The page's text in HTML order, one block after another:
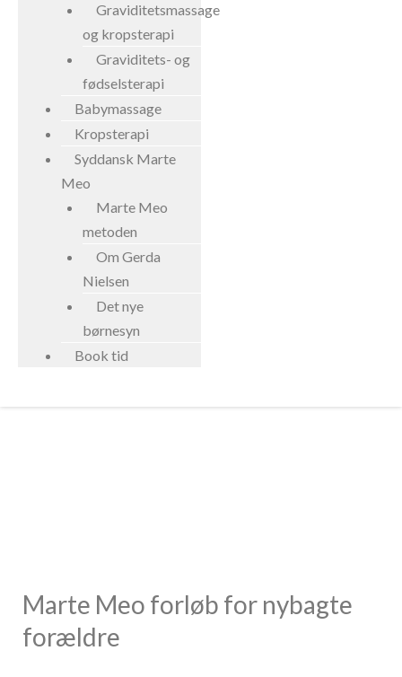
Graviditetsmassage
og kropsterapi
Graviditets- og
fødselsterapi
Babymassage
Kropsterapi
Syddansk Marte
Meo
Marte Meo
metoden
Om Gerda
Nielsen
Det nye
børnesyn
Book tid
Marte Meo forløb for nybagte
forældre